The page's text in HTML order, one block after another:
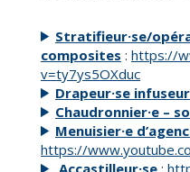
Stratifieur·se/
composites : https://
v=ty7ys5OXduc
Drapeur·se
Chaudronnier·e –
Menuisier·e
https://
Accastilleur·se :